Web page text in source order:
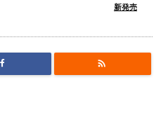
新発売
